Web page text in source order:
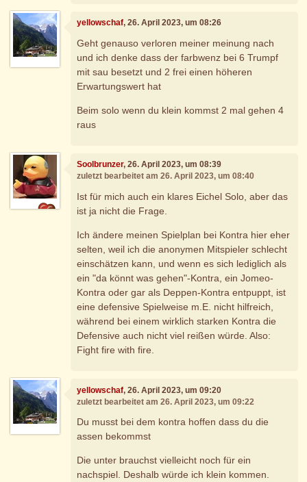
yellowschaf, 26. April 2023, um 08:26
Geht genauso verloren meiner meinung nach
und ich denke dass der farbwenz bei 6 Trumpf
mit sau besetzt und 2 frei einen höheren
Erwartungswert hat
Beim solo wenn du klein kommst 2 mal gehen 4
raus
Soolbrunzer, 26. April 2023, um 08:39
zuletzt bearbeitet am 26. April 2023, um 08:40
Ist für mich auch ein klares Eichel Solo, aber das
ist ja nicht die Frage.
Ich ändere meinen Spielplan bei Kontra hier eher
selten, weil ich die anonymen Mitspieler schlecht
einschätzen kann, und wenn es sich lediglich als
ein "da könnt was gehen"-Kontra, ein Jomeo-
Kontra oder gar als Deppen-Kontra entpuppt, ist
eine defensive Spielweise m.E. nicht hilfreich,
während bei einem wirklich starken Kontra die
Defensive auch nicht viel reißen würde. Also:
Fight fire with fire.
yellowschaf, 26. April 2023, um 09:20
zuletzt bearbeitet am 26. April 2023, um 09:22
Du musst bei dem kontra hoffen dass du die
assen bekommst
Die unter brauchst vielleicht noch für ein
nachspiel. Deshalb würde ich klein kommen.